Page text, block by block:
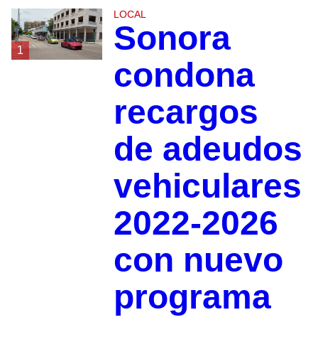
1
LOCAL
Sonora
condona
recargos
de adeudos
vehiculares
2022-2026
con nuevo
programa